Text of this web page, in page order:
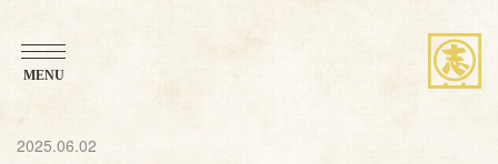
MENU
ブランドストーリー
2025.06.02